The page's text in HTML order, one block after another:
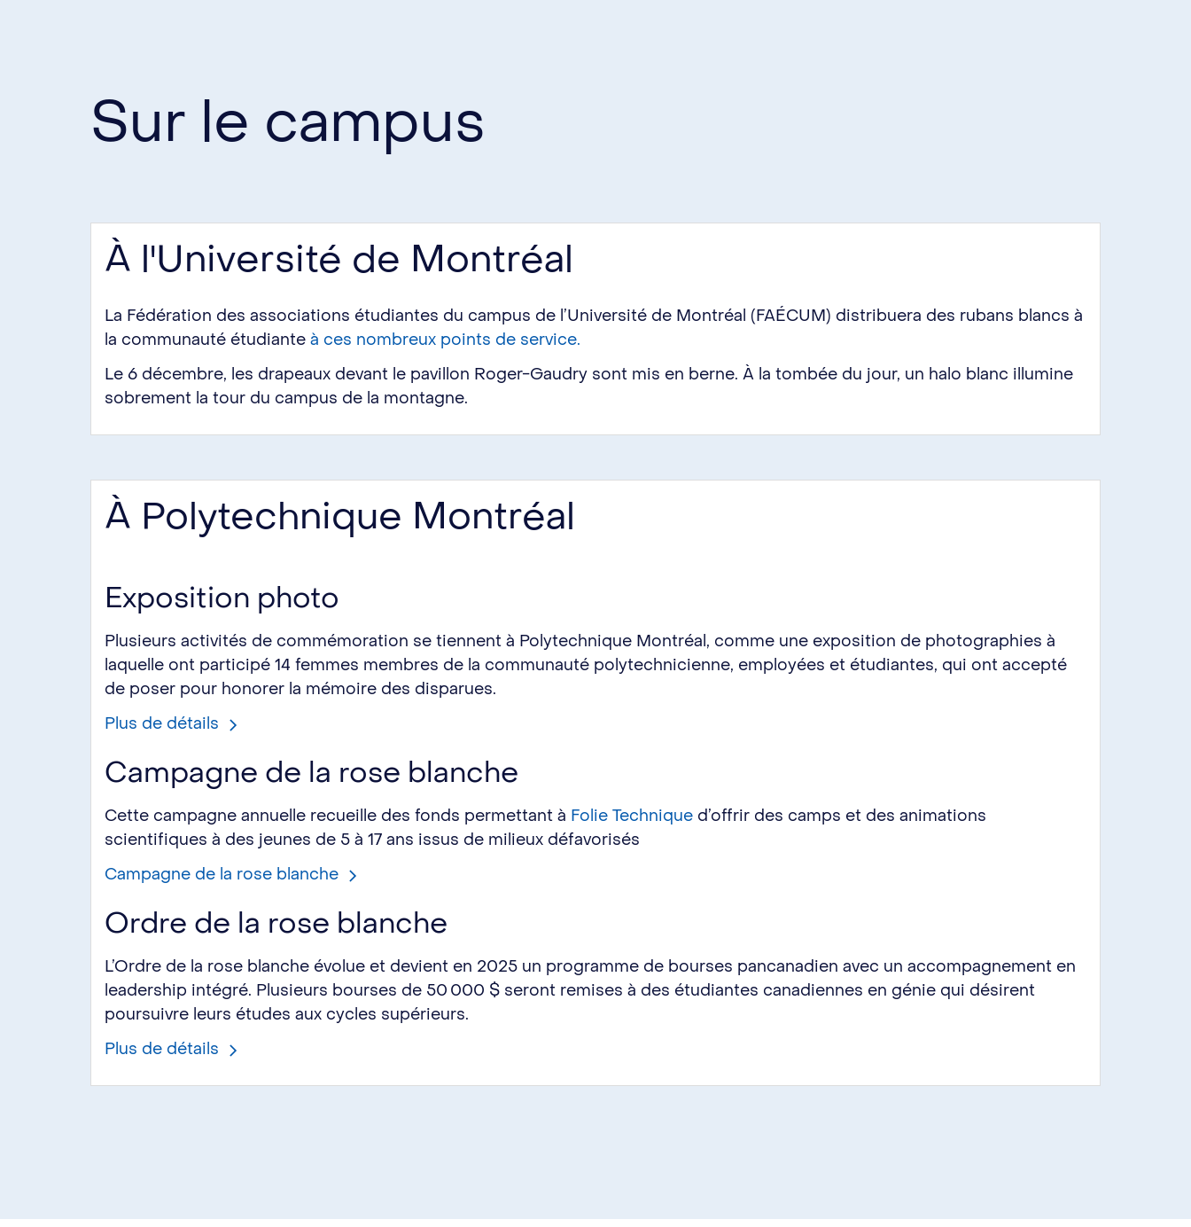
Sur le campus
À l'Université de Montréal
La Fédération des associations étudiantes du campus de l’Université de Montréal (FAÉCUM) distribuera des rubans blancs à
la communauté étudiante à ces nombreux points de service.
Le 6 décembre, les drapeaux devant le pavillon Roger-Gaudry sont mis en berne. À la tombée du jour, un halo blanc illumine
sobrement la tour du campus de la montagne.
À Polytechnique Montréal
Exposition photo
Plusieurs activités de commémoration se tiennent à Polytechnique Montréal, comme une exposition de photographies à
laquelle ont participé 14 femmes membres de la communauté polytechnicienne, employées et étudiantes, qui ont accepté
de poser pour honorer la mémoire des disparues.
Plus de détails
Campagne de la rose blanche
Cette campagne annuelle recueille des fonds permettant à Folie Technique d’offrir des camps et des animations
scientifiques à des jeunes de 5 à 17 ans issus de milieux défavorisés
Campagne de la rose blanche
Ordre de la rose blanche
L’Ordre de la rose blanche évolue et devient en 2025 un programme de bourses pancanadien avec un accompagnement en
leadership intégré. Plusieurs bourses de 50 000 $ seront remises à des étudiantes canadiennes en génie qui désirent
poursuivre leurs études aux cycles supérieurs.
Plus de détails